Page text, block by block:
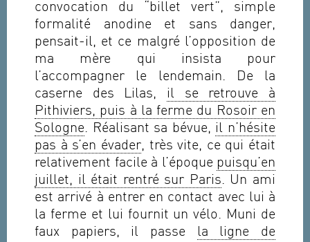
convocation du “billet vert”, simple
formalité anodine et sans danger,
pensait-il, et ce malgré l’opposition de
ma mère qui insista pour
l’accompagner le lendemain. De la
caserne des Lilas, il se retrouve à
Pithiviers, puis à la ferme du Rosoir en
Sologne. Réalisant sa bévue, il n’hésite
pas à s’en évader, très vite, ce qui était
relativement facile à l’époque puisqu’en
juillet, il était rentré sur Paris. Un ami
est arrivé à entrer en contact avec lui à
la ferme et lui fournit un vélo. Muni de
faux papiers, il passe la ligne de